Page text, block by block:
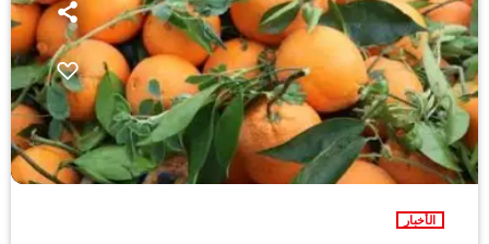
الأخبار